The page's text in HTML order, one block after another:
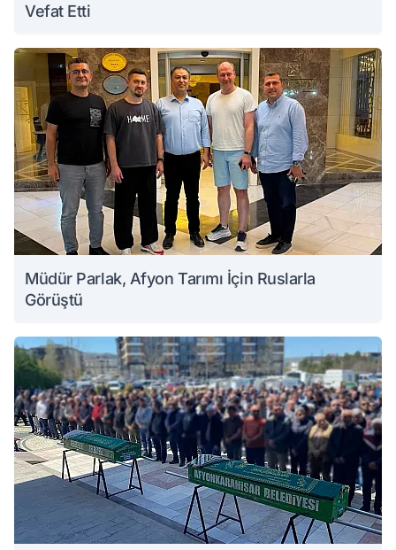
Vefat Etti
Müdür Parlak, Afyon Tarımı İçin Ruslarla
Görüştü